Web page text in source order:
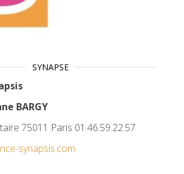
SYNAPSE
BARGY
75011 Paris 01.46.59.22.57
synapsis.com